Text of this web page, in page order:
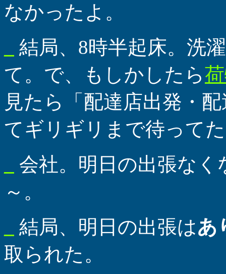
なかったよ。
結局、8時半起床。洗
て。で、もしかしたら
見たら「配達店出発・
てギリギリまで待って
会社。明日の出張な
～。
結局、明日の出張はあ
取られた。